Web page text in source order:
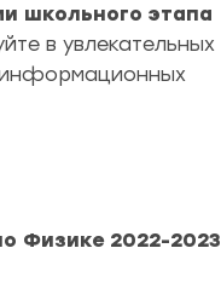
школьного этапа
в увлекательных
информационных
Физике 2022-2023